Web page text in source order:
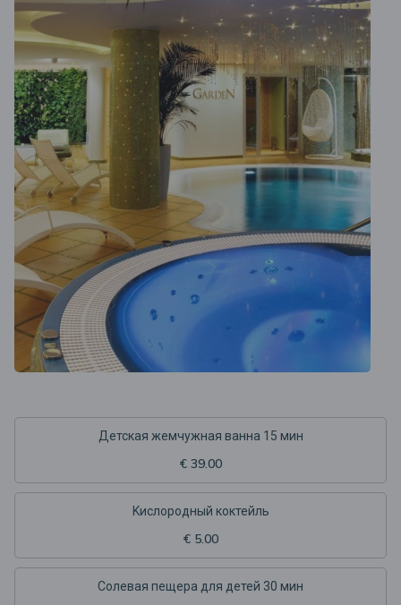
Детская жемчужная ванна 15 мин
€ 39.00
Kислородный коктейль
€ 5.00
Солевая пещера для детей 30 мин